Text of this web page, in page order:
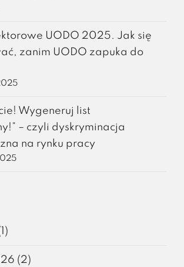
UODO 2025. Jak się
zanim UODO zapuka do
Wygeneruj list
– czyli dyskryminacja
na rynku pracy
(2)